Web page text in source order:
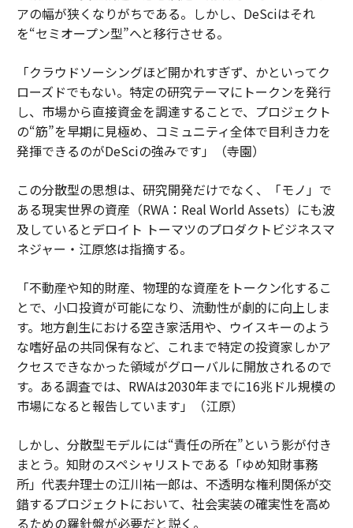
アの幅が狭くなりがちである。しかし、DeSciはそれ
を“セミオープン型”へと移行させる。
「クラウドソーシングほど開かれすぎず、かといってク
ローズドでもない。特定の研究テーマにトークンを発行
し、市場から直接資金を調達することで、プロジェクト
の“筋”を早期に見極め、コミュニティ全体で目利き力を
発揮できるのがDeSciの強みです」（寺園）
この分散型の思想は、研究開発だけでなく、「モノ」で
ある現実世界の資産（RWA：Real World Assets）にも波
及しているとデロイト トーマツのプロダクトビジネスマ
ネジャー・江原悠は指摘する。
「不動産や知的財産、物理的な資産をトークン化するこ
とで、小口投資が可能になり、流動性が劇的に向上しま
す。地方創生における空き家活用や、ウイスキーのよう
な嗜好品の共同保有など、これまで特定の投資家しかア
クセスできなかった領域がグローバルに開放されるので
す。ある調査では、RWAは2030年までに16兆ドル規模の
市場になると報告しています」（江原）
しかし、分散型モデルには“責任の所在”という影が付き
まとう。知財のスペシャリストである「ゆめ知財事務
所」代表弁理士の江川祐一郎は、不透明な権利関係が交
錯するプロジェクトにおいて、社会実装の確実性を高め
るための羅針盤が必要だと説く。